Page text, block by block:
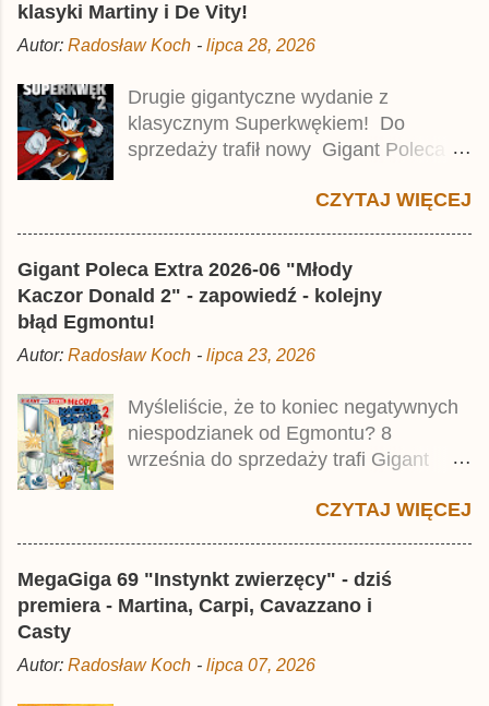
o
m
e
t
a
r
z
klasyki Martiny i De Vity!
Autor: Radosław Koch - lipca 28, 2026
Drugie gigantyczne wydanie z
klasycznym Superkwękiem! Do
sprzedaży trafił nowy Gigant Poleca
Jest to kolejny 624-stronicowy tom z
najstarszymi historiami o kaczym
wynosi 49,99 zł i zamówicie go także z
rabatem na Egmont.pl . Za przekład
odpowiadał Jacek Drewnowski.
Publikacja jest przedrukiem drugiego
Taschenbuch Phantomias Collection ,
który trafił do sprzedaży pod koniec
2025 roku.
CZYTAJ WIĘCEJ
Gigant Poleca Extra 2026-06 "Młody
Kaczor Donald 2" - zapowiedź - kolejny
błąd Egmontu!
Autor: Radosław Koch - lipca 23, 2026
Myśleliście, że to koniec negatywnych
niespodzianek od Egmontu? 8
września do sprzedaży trafi Gigant
Jednak wbrew temu, na co wskazuje
nazwa tomu, nie będzie to przedruk
młodego Kaczora Donalda i jego
przyjaciół, lecz prawdopodobnie znajdą
Publikacja będzie liczyła ok. 360 stron i
CZYTAJ WIĘCEJ
MegaGiga 69 "Instynkt zwierzęcy" - dziś
premiera - Martina, Carpi, Cavazzano i
Casty
Autor: Radosław Koch - lipca 07, 2026